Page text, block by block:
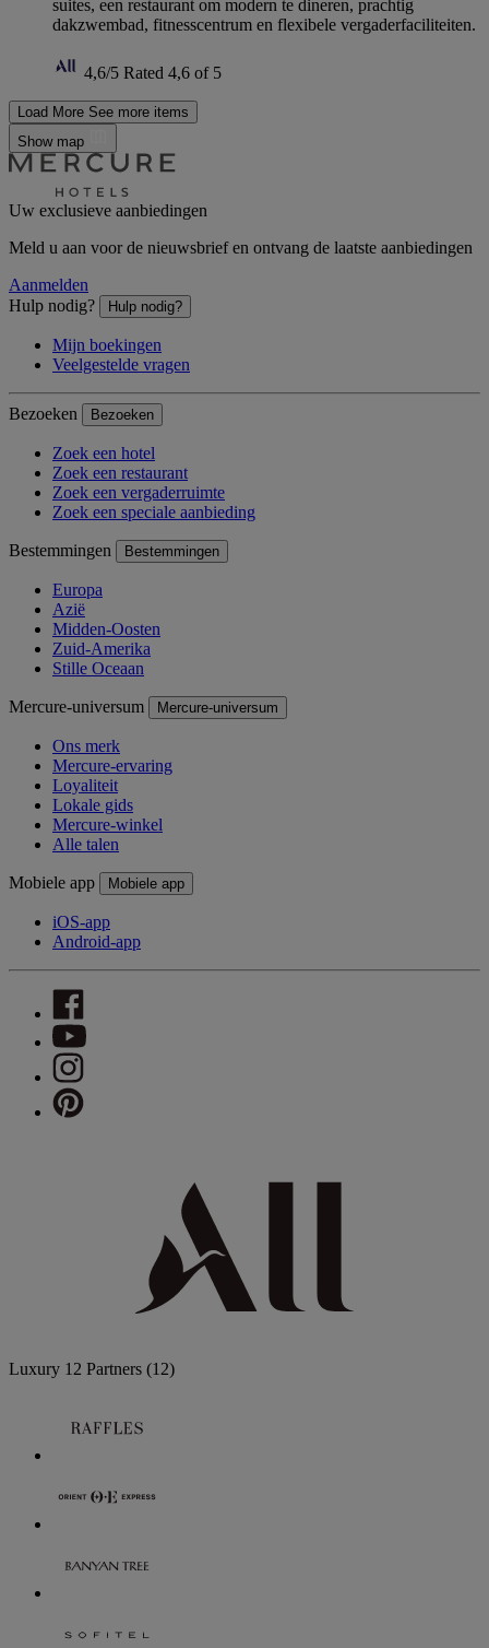
suites, een restaurant om modern te dineren, prachtig
dakzwembad, fitnesscentrum en flexibele vergaderfaciliteiten.
4,6/5 Rated 4,6 of 5
Load More See more items
Show map
Uw exclusieve aanbiedingen
Meld u aan voor de nieuwsbrief en ontvang de laatste aanbiedingen
Aanmelden
Hulp nodig?
Hulp nodig?
Mijn boekingen
Veelgestelde vragen
Bezoeken Bezoeken
Zoek een hotel
Zoek een restaurant
Zoek een vergaderruimte
Zoek een speciale aanbieding
Bestemmingen Bestemmingen
Europa
Azië
Midden-Oosten
Zuid-Amerika
Stille Oceaan
Mercure-universum Mercure-universum
Ons merk
Mercure-ervaring
Loyaliteit
Lokale gids
Mercure-winkel
Alle talen
Mobiele app Mobiele app
iOS-app
Android-app
Luxury 12 Partners (12)